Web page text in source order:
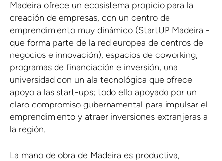
Madeira ofrece un ecosistema propicio para la
creación de empresas, con un centro de
emprendimiento muy dinámico (StartUP Madeira -
que forma parte de la red europea de centros de
negocios e innovación), espacios de coworking,
programas de financiación e inversión, una
universidad con un ala tecnológica que ofrece
apoyo a las start-ups; todo ello apoyado por un
claro compromiso gubernamental para impulsar el
emprendimiento y atraer inversiones extranjeras a
la región.
La mano de obra de Madeira es productiva,